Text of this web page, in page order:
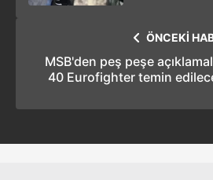
ÖNCEKİ
MSB'den peş peşe
40 Eurofighter temin